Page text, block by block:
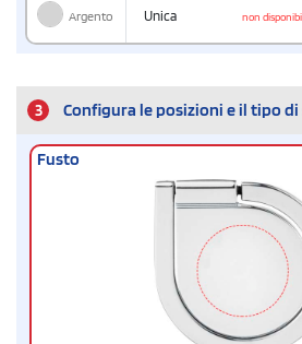
Argento Unica non
3 Configura le posizioni e il tipo di
Fusto